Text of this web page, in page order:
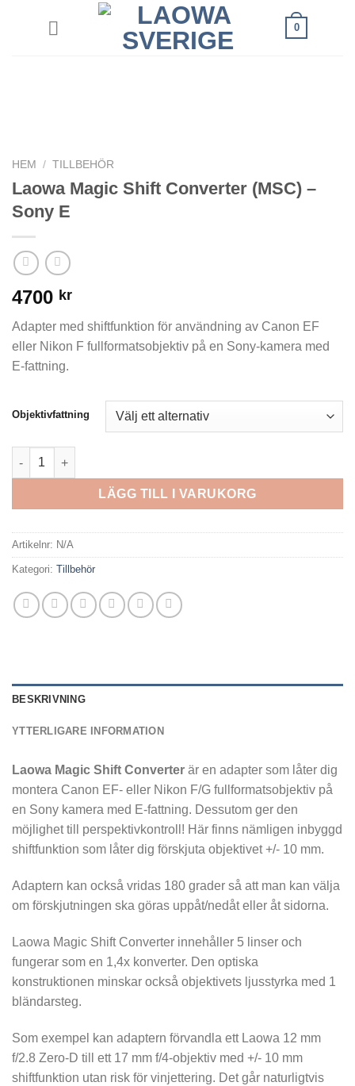
0
HEM / TILLBEHÖR
Laowa Magic Shift Converter (MSC) –
Sony E
4700 kr
Adapter med shiftfunktion för användning av Canon EF
eller Nikon F fullformatsobjektiv på en Sony-kamera med
E-fattning.
Objektivfattning
Laowa Magic Shift Converter (MSC) - Sony E mängd
LÄGG TILL I VARUKORG
Artikelnr: N/A
Kategori: Tillbehör
BESKRIVNING
YTTERLIGARE INFORMATION
Laowa Magic Shift Converter är en adapter som låter dig
montera Canon EF- eller Nikon F/G fullformatsobjektiv på
en Sony kamera med E-fattning. Dessutom ger den
möjlighet till perspektivkontroll! Här finns nämligen inbyggd
shiftfunktion som låter dig förskjuta objektivet +/- 10 mm.
Adaptern kan också vridas 180 grader så att man kan välja
om förskjutningen ska göras uppåt/nedåt eller åt sidorna.
Laowa Magic Shift Converter innehåller 5 linser och
fungerar som en 1,4x konverter. Den optiska
konstruktionen minskar också objektivets ljusstyrka med 1
bländarsteg.
Som exempel kan adaptern förvandla ett Laowa 12 mm
f/2.8 Zero-D till ett 17 mm f/4-objektiv med +/- 10 mm
shiftfunktion utan risk för vinjettering. Det går naturligtvis